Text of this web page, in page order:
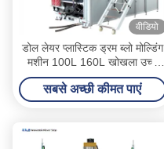
वीडियो
डोल लेयर प्लास्टिक ड्रम ब्लो मोल्डिंग
मशीन 100L 160L खोखला उच्च
दक्षता
सबसे अच्छी कीमत पाएं